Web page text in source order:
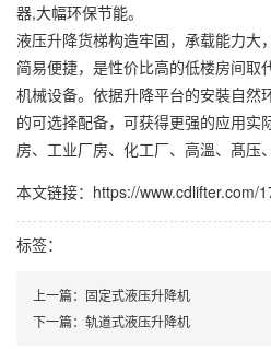
器,大幅环保节能。
液压升降货梯构造牢固，承载能力大
简易便捷，是性价比高的低楼房间取
机械设备。依据升降平台的安裝自然
的可选择配备，可获得更强的应用实
房、工业厂房、化工厂、高溫、髙压
本文链接：https://www.cdlifter.com/
标签：
上一篇： 固定式液压升降机
下一篇： 轨道式液压升降机